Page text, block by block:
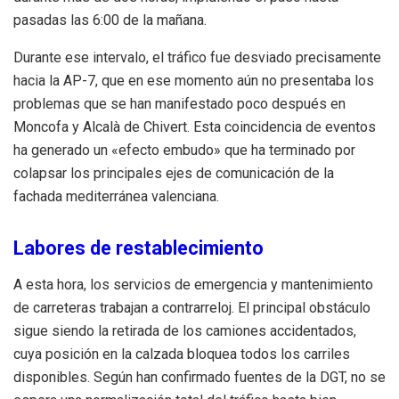
pasadas las 6:00 de la mañana.
Durante ese intervalo, el tráfico fue desviado precisamente
hacia la AP-7, que en ese momento aún no presentaba los
problemas que se han manifestado poco después en
Moncofa y Alcalà de Chivert. Esta coincidencia de eventos
ha generado un «efecto embudo» que ha terminado por
colapsar los principales ejes de comunicación de la
fachada mediterránea valenciana.
Labores de restablecimiento
A esta hora, los servicios de emergencia y mantenimiento
de carreteras trabajan a contrarreloj. El principal obstáculo
sigue siendo la retirada de los camiones accidentados,
cuya posición en la calzada bloquea todos los carriles
disponibles. Según han confirmado fuentes de la DGT, no se